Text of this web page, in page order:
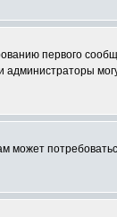
первого
может